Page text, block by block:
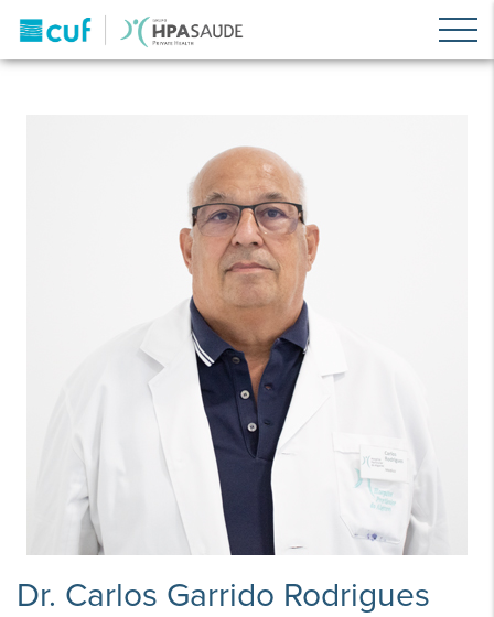
Dr. Carlos Garrido Rodrigues